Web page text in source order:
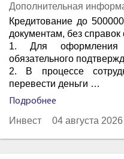
Дополнительная
Кредитование до
документам, без справок
1. Для оформления
обязательного
2. В процессе
перевести деньги …
Подробнее
Инвест 04 августа 2026